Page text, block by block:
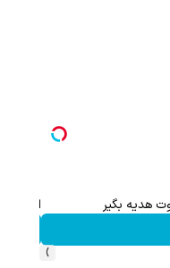
›